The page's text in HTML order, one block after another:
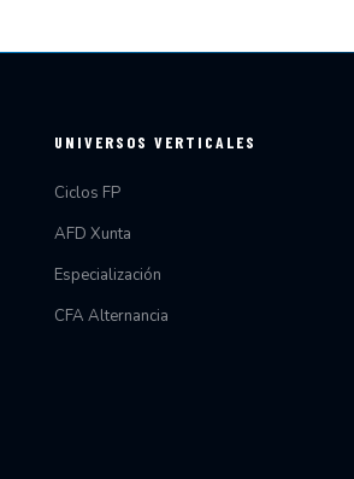
UNIVERSOS VERTICALES
Ciclos FP
AFD Xunta
Especialización
CFA Alternancia